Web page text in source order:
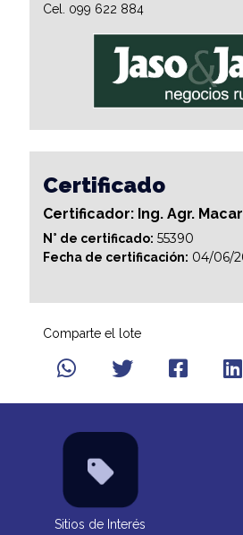
Cel. 099 622 884
Certificado
Certificador: Ing. Agr.
N° de certificado: 55390
Fecha de certificación: 04/06/
Comparte el lote
Sitios de Interés